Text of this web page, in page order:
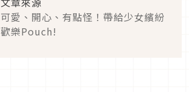
可愛、開心、有點怪！帶給少女繽紛
歡樂Pouch!